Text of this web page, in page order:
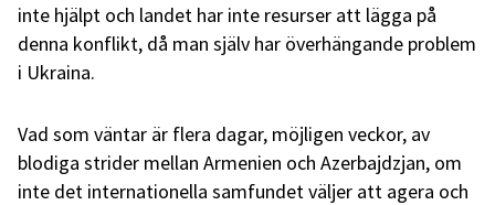
inte hjälpt och landet har inte resurser att lägga på
denna konflikt, då man själv har överhängande problem
i Ukraina.
Vad som väntar är flera dagar, möjligen veckor, av
blodiga strider mellan Armenien och Azerbajdzjan, om
inte det internationella samfundet väljer att agera och